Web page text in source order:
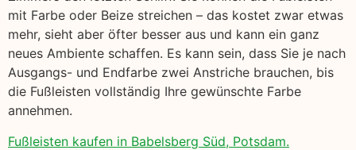
mit Farbe oder Beize streichen – das kostet zwar etwas
mehr, sieht aber öfter besser aus und kann ein ganz
neues Ambiente schaffen. Es kann sein, dass Sie je nach
Ausgangs- und Endfarbe zwei Anstriche brauchen, bis
die Fußleisten vollständig Ihre gewünschte Farbe
annehmen.
Fußleisten kaufen in Babelsberg Süd, Potsdam.